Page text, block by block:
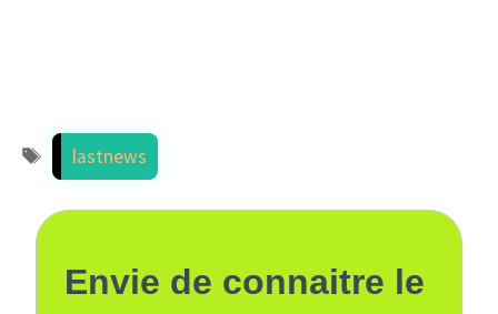
Étiquettes
lastnews
Envie de connaitre le